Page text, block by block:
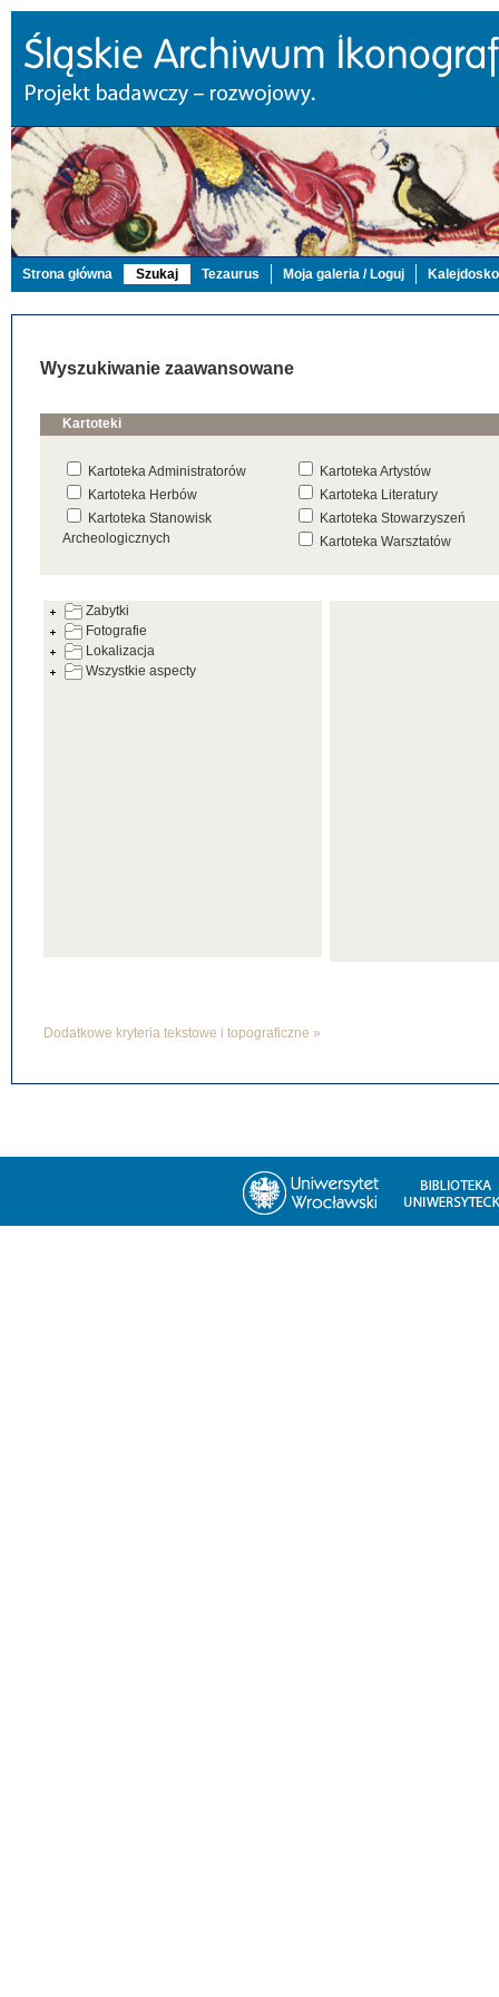
Strona główna Szukaj Tezaurus Moja galeria / Loguj
Wyszukiwanie zaawansowane
Kartoteki
Kartoteka Administratorów
Kartoteka Artystów
Kartoteka Herbów
Kartoteka Literatury
Kartoteka Stanowisk
Archeologicznych
Kartoteka Stowarzyszeń
Kartoteka Warsztatów
Zabytki
Fotografie
Lokalizacja
Wszystkie aspecty
Dodatkowe kryteria tekstowe i topograficzne »